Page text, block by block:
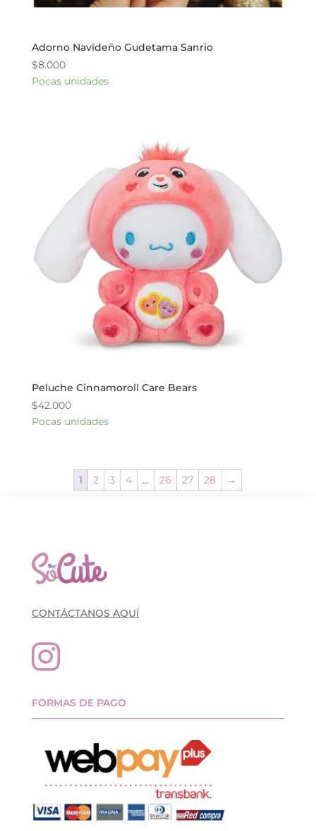
Adorno Navideño Gudetama Sanrio
$8.000
Pocas unidades
Peluche Cinnamoroll Care Bears
$42.000
Pocas unidades
1 2 3 4 … 26 27 28 →
CONTÁCTANOS AQUÍ

FORMAS DE PAGO